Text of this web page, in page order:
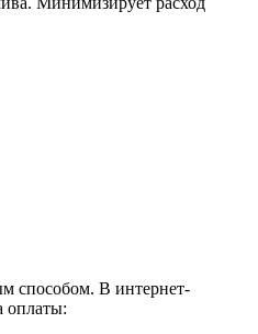
способом. В интернет-
оплаты: